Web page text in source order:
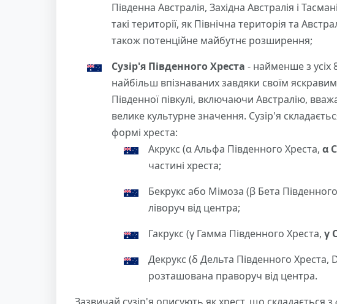
Південна Австралія, Західна Австралія і
такі території, як Північна територія та
також потенційне майбутнє розширення;
Сузір'я Південного Хреста - найменше з усіх
найбільш впізнаваних завдяки своїм
Південної півкулі, включаючи Австралію,
велике культурне значення. Сузір'я
формі хреста:
Акрукс (α Альфа Південного Хреста, α
частині хреста;
Бекрукс або Мімоза (β Бета
ліворуч від центра;
Гакрукс (γ Гамма Південного Хреста, γ
Декрукс (δ Дельта Південного Хреста,
розташована праворуч від центра.